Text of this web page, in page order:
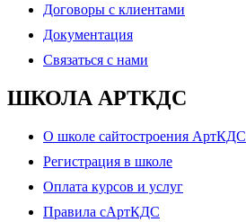
Договоры с клиентами
Документация
Связаться с нами
ШКОЛА АРТКДС
О школе сайтостроения АртКДС
Регистрация в школе
Оплата курсов и услуг
Правила сАртКДС